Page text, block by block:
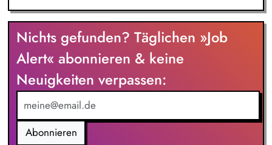
Nichts gefunden? Täglichen »Job
Alert« abonnieren & keine
Neuigkeiten verpassen:
Abonnieren